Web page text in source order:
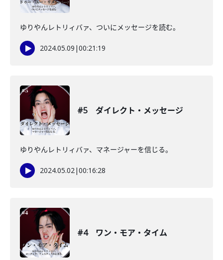
ゆりやんレトリィバァ、ついにメッセージを読む。
2024.05.09 |00:21:19
#5 ダイレクト・メッセージ
ゆりやんレトリィバァ、マネージャーを信じる。
2024.05.02|00:16:28
#4 ワン・モア・タイム